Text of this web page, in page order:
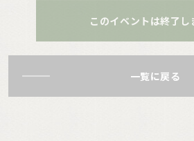
一覧に戻る
このイベントは終了し